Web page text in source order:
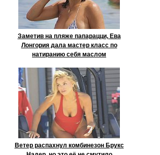
Заметив на пляже папарацци, Ева
Лонгория дала мастер класс по
натиранию себя маслом
Ветер распахнул комбинезон Брукс